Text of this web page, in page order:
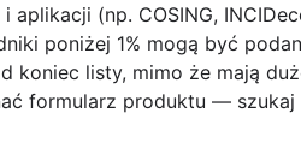
(np. COSING,
poniżej 1% mogą być
koniec listy, mimo że mają
formularz produktu — szukaj